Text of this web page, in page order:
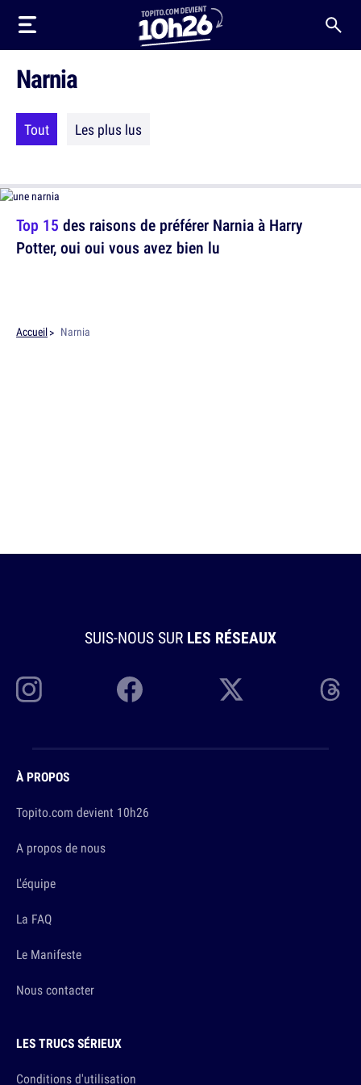
Narnia
Tout Les plus lus
Top 15 des raisons de préférer Narnia à Harry
Potter, oui oui vous avez bien lu
Accueil Narnia
SUIS-NOUS SUR LES RÉSEAUX
À PROPOS
Topito.com devient 10h26
A propos de nous
L'équipe
La FAQ
Le Manifeste
Nous contacter
LES TRUCS SÉRIEUX
Conditions d'utilisation